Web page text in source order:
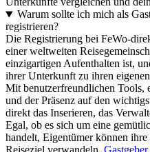
Warum sollte ich mich als
registrieren?
Die Registrierung bei FeWo-
einer weltweiten
einzigartigen Aufenthalten ist,
ihrer Unterkunft zu ihren
Mit benutzerfreundlichen Tools,
und der Präsenz auf den
direkt das Inserieren, das
Egal, ob es sich um eine
handelt, Eigentümer können